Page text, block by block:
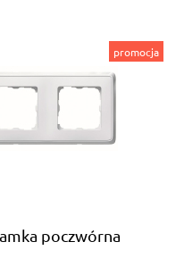
poczwórna
promocja